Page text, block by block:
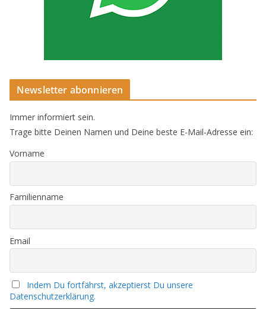
Newsletter abonnieren
Immer informiert sein.
Trage bitte Deinen Namen und Deine beste E-Mail-Adresse ein:
Vorname
Familienname
Email
Indem Du fortfährst, akzeptierst Du unsere
Datenschutzerklärung.